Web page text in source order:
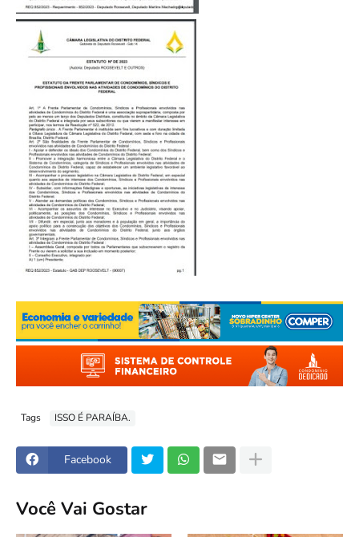
Tags ISSO É PARAÍBA.
Facebook
Você Vai Gostar